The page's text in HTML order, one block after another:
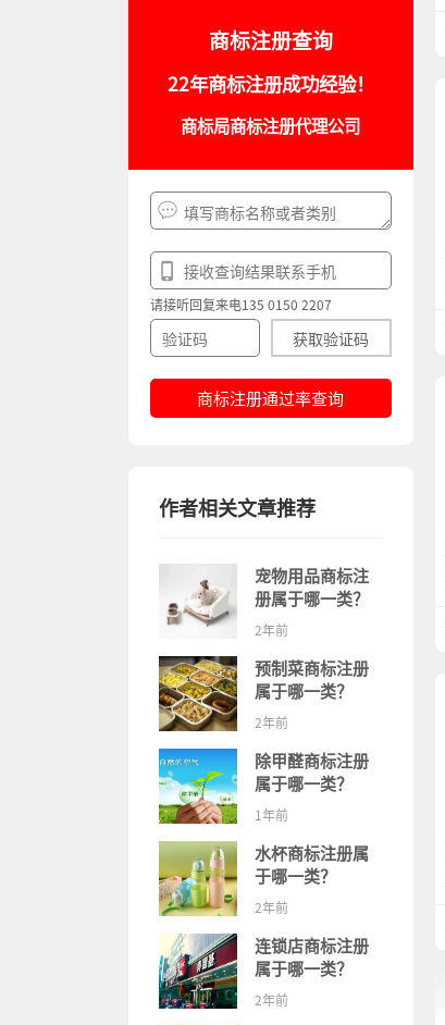
商标注册查询
22年商标注册成功经验！
商标局商标注册代理公司
请接听回复来电135 0150 2207
获取验证码
商标注册通过率查询
作者相关文章推荐
宠物用品商标注
册属于哪一类？
2年前
预制菜商标注册
属于哪一类？
2年前
除甲醛商标注册
属于哪一类？
1年前
水杯商标注册属
于哪一类？
2年前
连锁店商标注册
属于哪一类？
2年前